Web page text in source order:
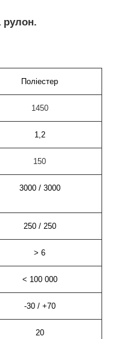
рулон.
Поліестер
1450
1,2
150
3000 / 3000
250 / 250
> 6
< 100 000
-30 / +70
20